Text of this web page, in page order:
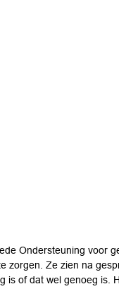
Ondersteuning voor
zorgen. Ze zien na
is of dat wel genoeg is.